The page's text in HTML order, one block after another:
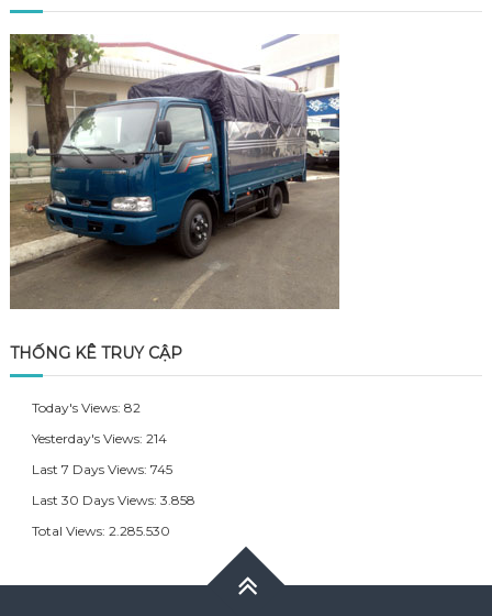
THỐNG KÊ TRUY CẬP
Today's Views: 82
Yesterday's Views: 214
Last 7 Days Views: 745
Last 30 Days Views: 3.858
Total Views: 2.285.530